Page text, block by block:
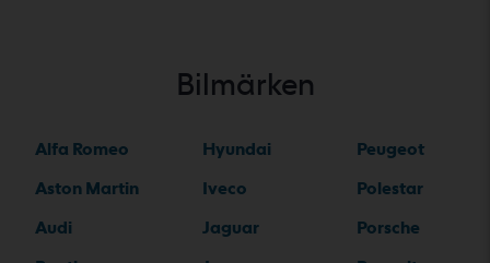
Bilmärken
Alfa Romeo
Aston Martin
Audi
Hyundai
Iveco
Jaguar
Peugeot
Polestar
Porsche